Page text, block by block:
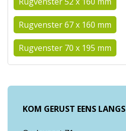
Rugvenster 67 x 160 mm
Rugvenster 70 x 195 mm
KOM GERUST EENS LANGS